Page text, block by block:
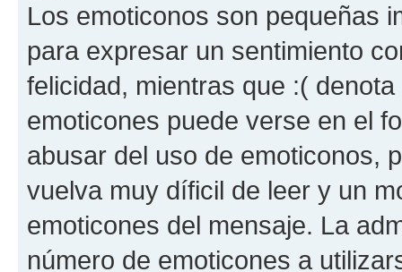
Los emoticonos son pequeñas
para expresar un sentimiento
felicidad, mientras que :(
emoticones puede verse en el
abusar del uso de emoticonos,
vuelva muy díficil de leer y un
emoticones del mensaje. La
número de emoticones a